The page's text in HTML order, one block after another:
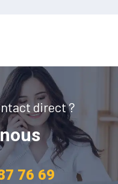
direct ?
76 69